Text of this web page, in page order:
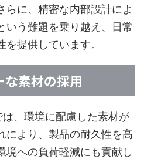
らに、精密な内部設計によ
いう難題を乗り越え、日常
提供しています。
素材の採用
、環境に配慮した素材が
により、製品の耐久性を高
境への負荷軽減にも貢献し